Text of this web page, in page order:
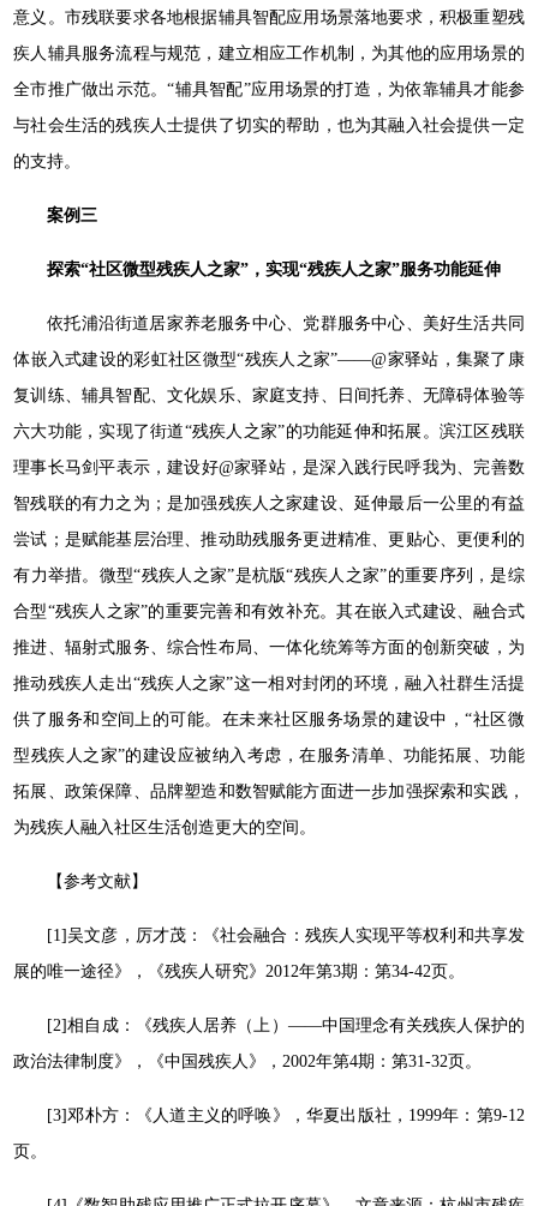
意义。市残联要求各地根据辅具智配应用场景落地要求，积极重塑残
疾人辅具服务流程与规范，建立相应工作机制，为其他的应用场景的
全市推广做出示范。“辅具智配”应用场景的打造，为依靠辅具才能参
与社会生活的残疾人士提供了切实的帮助，也为其融入社会提供一定
的支持。
案例三
探索“社区微型残疾人之家”，实现“残疾人之家”服务功能延伸
依托浦沿街道居家养老服务中心、党群服务中心、美好生活共同
体嵌入式建设的彩虹社区微型“残疾人之家”——@家驿站，集聚了康
复训练、辅具智配、文化娱乐、家庭支持、日间托养、无障碍体验等
六大功能，实现了街道“残疾人之家”的功能延伸和拓展。滨江区残联
理事长马剑平表示，建设好@家驿站，是深入践行民呼我为、完善数
智残联的有力之为；是加强残疾人之家建设、延伸最后一公里的有益
尝试；是赋能基层治理、推动助残服务更进精准、更贴心、更便利的
有力举措。微型“残疾人之家”是杭版“残疾人之家”的重要序列，是综
合型“残疾人之家”的重要完善和有效补充。其在嵌入式建设、融合式
推进、辐射式服务、综合性布局、一体化统筹等方面的创新突破，为
推动残疾人走出“残疾人之家”这一相对封闭的环境，融入社群生活提
供了服务和空间上的可能。在未来社区服务场景的建设中，“社区微
型残疾人之家”的建设应被纳入考虑，在服务清单、功能拓展、功能
拓展、政策保障、品牌塑造和数智赋能方面进一步加强探索和实践，
为残疾人融入社区生活创造更大的空间。
【参考文献】
[1]吴文彦，厉才茂：《社会融合：残疾人实现平等权利和共享发
展的唯一途径》，《残疾人研究》2012年第3期：第34-42页。
[2]相自成：《残疾人居养（上）——中国理念有关残疾人保护的
政治法律制度》，《中国残疾人》，2002年第4期：第31-32页。
[3]邓朴方：《人道主义的呼唤》，华夏出版社，1999年：第9-12
页。